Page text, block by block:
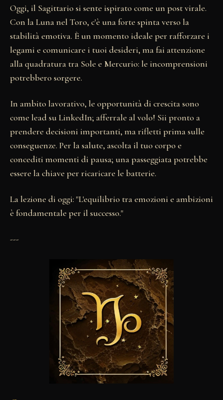
Oggi, il Sagittario si sente ispirato come un post virale.
Con la Luna nel Toro, c'è una forte spinta verso la
stabilità emotiva. È un momento ideale per rafforzare i
legami e comunicare i tuoi desideri, ma fai attenzione
alla quadratura tra Sole e Mercurio: le incomprensioni
potrebbero sorgere.
In ambito lavorativo, le opportunità di crescita sono
come lead su LinkedIn; afferrale al volo! Sii pronto a
prendere decisioni importanti, ma rifletti prima sulle
conseguenze. Per la salute, ascolta il tuo corpo e
concediti momenti di pausa; una passeggiata potrebbe
essere la chiave per ricaricare le batterie.
La lezione di oggi: "L'equilibrio tra emozioni e ambizioni
è fondamentale per il successo."
---